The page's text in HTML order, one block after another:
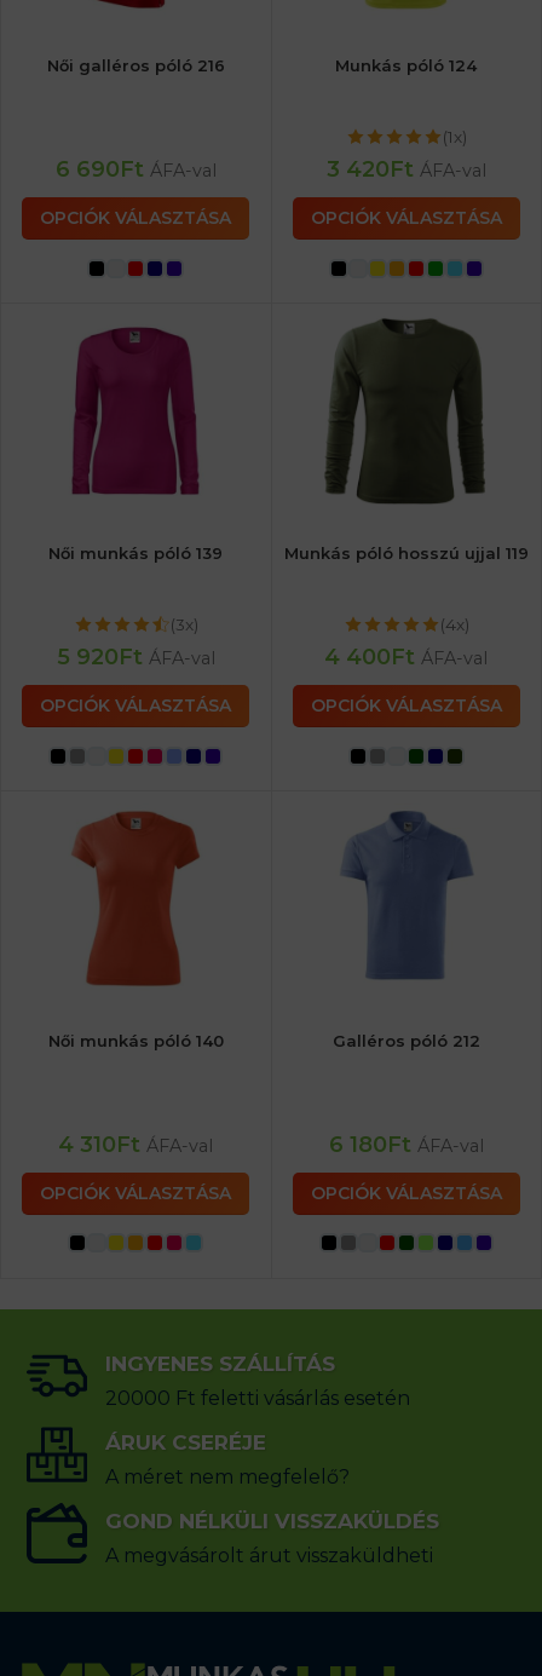
Női galléros póló 216
6 690Ft ÁFA-val
OPCIÓK VÁLASZTÁSA
Munkás póló 124
(1x)
3 420Ft ÁFA-val
OPCIÓK VÁLASZTÁSA
Női munkás póló 139
(3x)
5 920Ft ÁFA-val
OPCIÓK VÁLASZTÁSA
Munkás póló hosszú ujjal 119
(4x)
4 400Ft ÁFA-val
OPCIÓK VÁLASZTÁSA
Női munkás póló 140
4 310Ft ÁFA-val
OPCIÓK VÁLASZTÁSA
Galléros póló 212
6 180Ft ÁFA-val
OPCIÓK VÁLASZTÁSA
INGYENES SZÁLLÍTÁS
20000 Ft feletti vásárlás esetén
ÁRUK CSERÉJE
A méret nem megfelelő?
GOND NÉLKÜLI VISSZAKÜLDÉS
A megvásárolt árut visszaküldheti